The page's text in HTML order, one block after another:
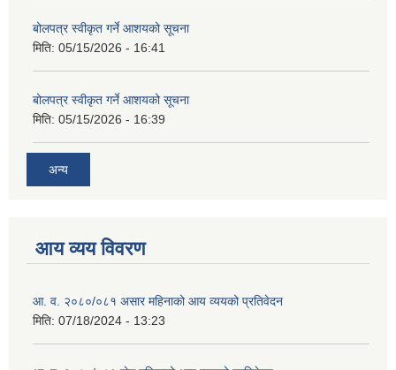
बोलपत्र स्वीकृत गर्ने आशयको सूचना
मिति: 05/15/2026 - 16:41
बोलपत्र स्वीकृत गर्ने आशयको सूचना
मिति: 05/15/2026 - 16:39
अन्य
आय व्यय विवरण
आ. व. २०८०/०८१ असार महिनाको आय व्ययको प्रतिवेदन
मिति: 07/18/2024 - 13:23